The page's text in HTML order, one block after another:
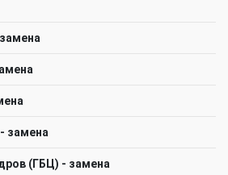
замена
(ГБЦ) - замена